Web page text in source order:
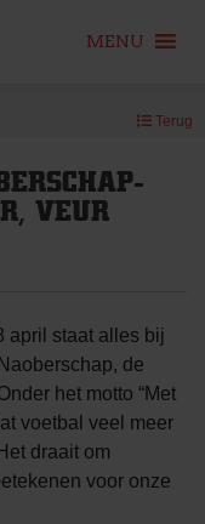
MENU
Terug
VEUR
april staat alles bij
de
het motto “Met
voetbal veel meer
draait om
voor onze